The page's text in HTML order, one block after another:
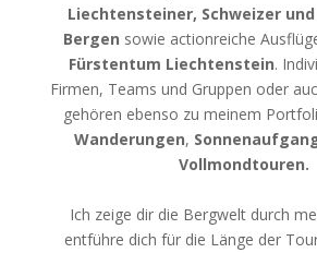
Liechtensteiner, Schweizer
Bergen sowie actionreiche
Fürstentum Liechtenstein.
Firmen, Teams und Gruppen oder
gehören ebenso zu meinem
Wanderungen,
Vollmondtouren.
Ich zeige dir die Bergwelt durch
entführe dich für die Länge der